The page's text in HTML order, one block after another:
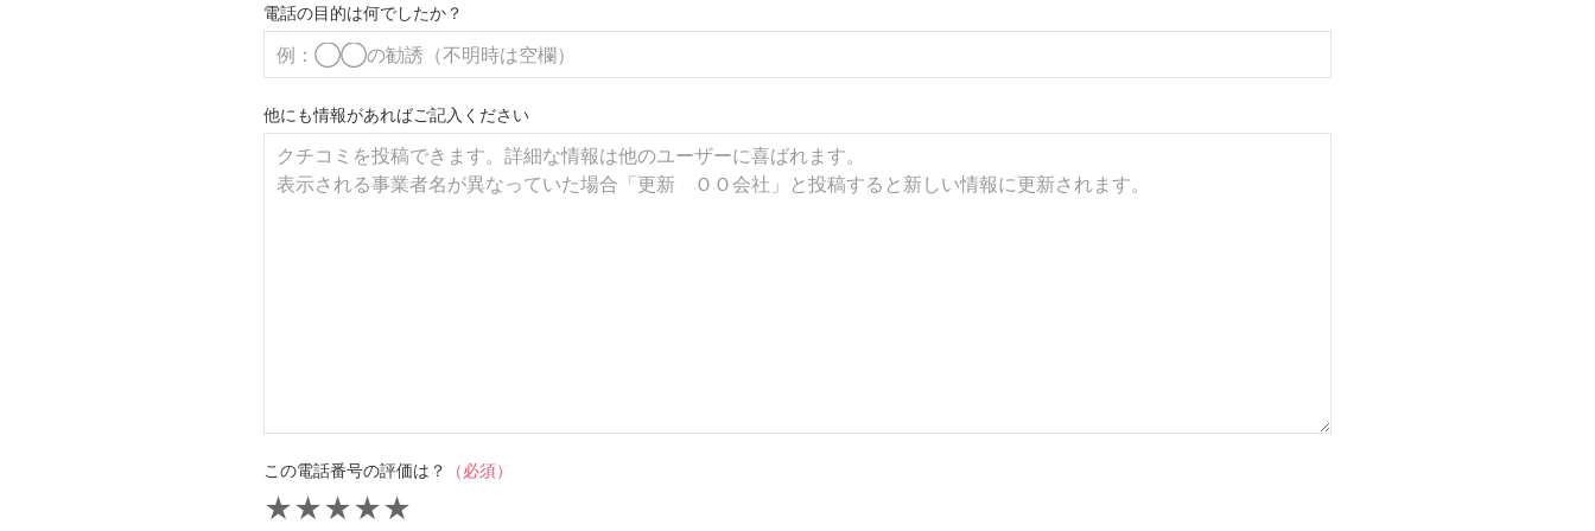
電話の目的は何でしたか？
他にも情報があればご記入ください
この電話番号の評価は？ （必須）
★
★
★
★
★